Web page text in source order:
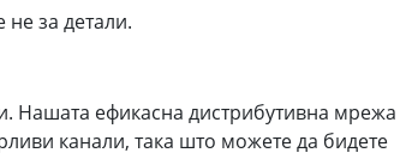
не за детали.
Нашата ефикасна дистрибутивна мрежа
канали, така што можете да бидете